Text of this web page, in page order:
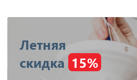
Летняя
скидка 15%